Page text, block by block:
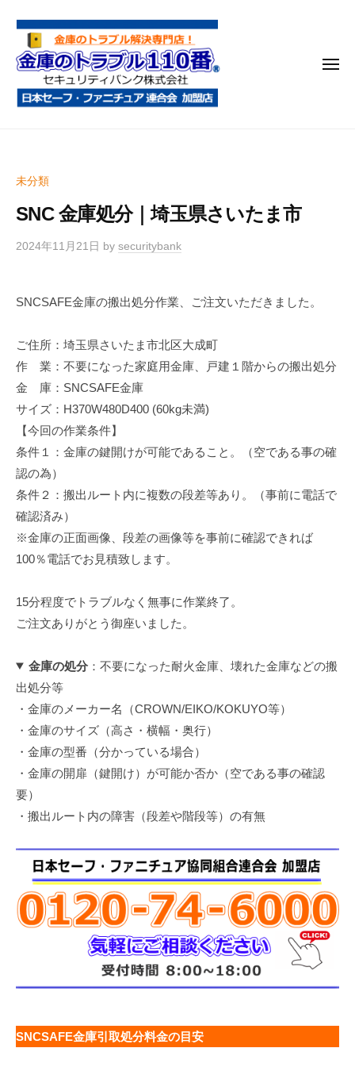
の
ラ
ブ
1
番
開
け
処
移
・
修
理
等
の
専
門
メ
未分類
SNC 金庫処分｜埼玉県さいたま市
2024年11月21日 by securitybank
SNCSAFE金庫の搬出処分作業、ご注文いただきました。
ご住所：埼玉県さいたま市北区大成町
作 業：不要になった家庭用金庫、戸建１階からの搬出処分
金 庫：SNCSAFE金庫
サイズ：H370W480D400 (60kg未満)
【今回の作業条件】
条件１：金庫の鍵開けが可能であること。（空である事の確
認の為）
条件２：搬出ルート内に複数の段差等あり。（事前に電話で
確認済み）
※金庫の正面画像、段差の画像等を事前に確認できれば
100％電話でお見積致します。
15分程度でトラブルなく無事に作業終了。
ご注文ありがとう御座いました。
金庫の処分：不要になった耐火金庫、壊れた金庫などの搬
出処分等
・金庫のメーカー名（CROWN/EIKO/KOKUYO等）
・金庫のサイズ（高さ・横幅・奥行）
・金庫の型番（分かっている場合）
・金庫の開扉（鍵開け）が可能か否か（空である事の確認
要）
・搬出ルート内の障害（段差や階段等）の有無
SNCSAFE金庫引取処分料金の目安
庫
の
ト
ラ
ブ
番